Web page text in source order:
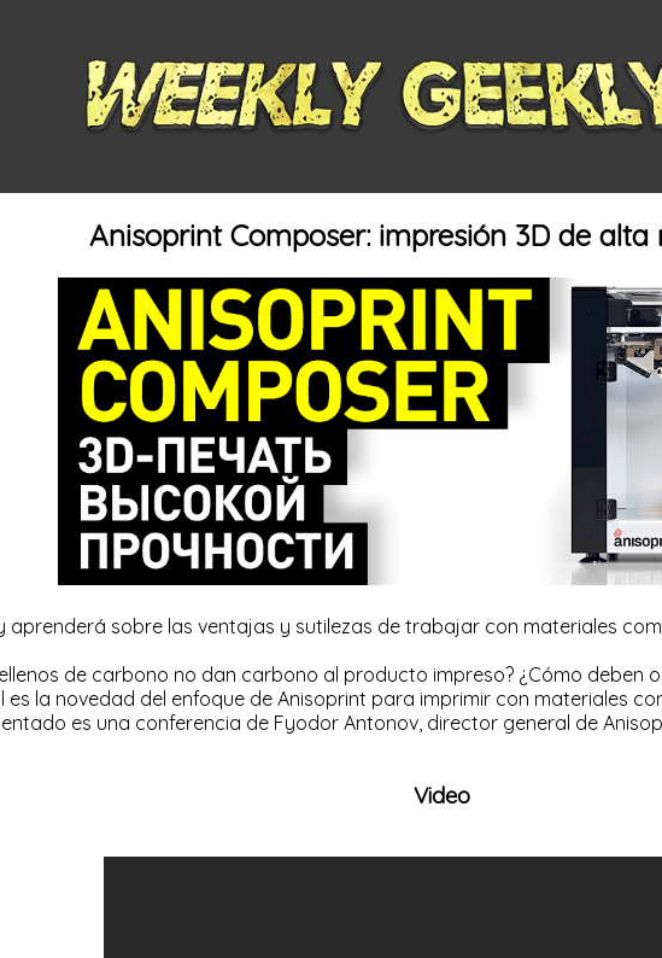
Anisoprint Composer: impresión 3D de alta
aprenderá sobre las ventajas y sutilezas de trabajar con materiales
de carbono no dan carbono al producto impreso? ¿Cómo deben
es la novedad del enfoque de Anisoprint para imprimir con materiales
es una conferencia de Fyodor Antonov, director general de
Video